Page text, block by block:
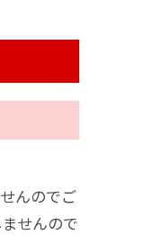
んのでご
せんので